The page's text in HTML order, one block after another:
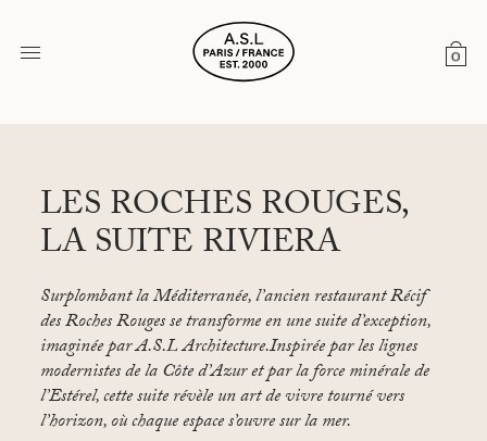
0
LES ROCHES ROUGES,
LA SUITE RIVIERA
Surplombant la Méditerranée, l’ancien restaurant Récif
des Roches Rouges se transforme en une suite d’exception,
imaginée par A.S.L Architecture.Inspirée par les lignes
modernistes de la Côte d’Azur et par la force minérale de
l’Estérel, cette suite révèle un art de vivre tourné vers
l’horizon, où chaque espace s’ouvre sur la mer.